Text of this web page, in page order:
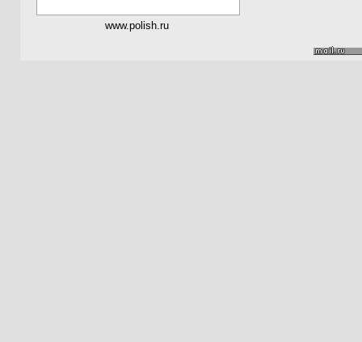
www.polish.ru